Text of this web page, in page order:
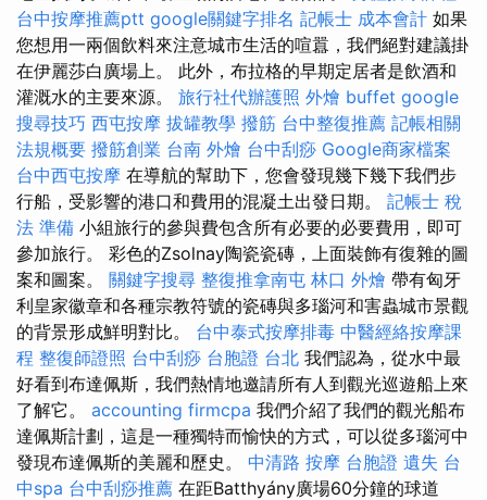
台中按摩推薦ptt google關鍵字排名 記帳士 成本會計 如果
您想用一兩個飲料來注意城市生活的喧囂，我們絕對建議掛
在伊麗莎白廣場上。 此外，布拉格的早期定居者是飲酒和
灌溉水的主要來源。 旅行社代辦護照 外燴 buffet google
搜尋技巧 西屯按摩 拔罐教學 撥筋 台中整復推薦 記帳相關
法規概要 撥筋創業 台南 外燴 台中刮痧 Google商家檔案
台中西屯按摩 在導航的幫助下，您會發現幾下幾下我們步
行船，受影響的港口和費用的混凝土出發日期。 記帳士 稅
法 準備 小組旅行的參與費包含所有必要的必要費用，即可
參加旅行。 彩色的Zsolnay陶瓷瓷磚，上面裝飾有復雜的圖
案和圖案。 關鍵字搜尋 整復推拿南屯 林口 外燴 帶有匈牙
利皇家徽章和各種宗教符號的瓷磚與多瑙河和害蟲城市景觀
的背景形成鮮明對比。 台中泰式按摩排毒 中醫經絡按摩課
程 整復師證照 台中刮痧 台胞證 台北 我們認為，從水中最
好看到布達佩斯，我們熱情地邀請所有人到觀光巡遊船上來
了解它。 accounting firmcpa 我們介紹了我們的觀光船布
達佩斯計劃，這是一種獨特而愉快的方式，可以從多瑙河中
發現布達佩斯的美麗和歷史。 中清路 按摩 台胞證 遺失 台
中spa 台中刮痧推薦 在距Batthyány廣場60分鐘的球道